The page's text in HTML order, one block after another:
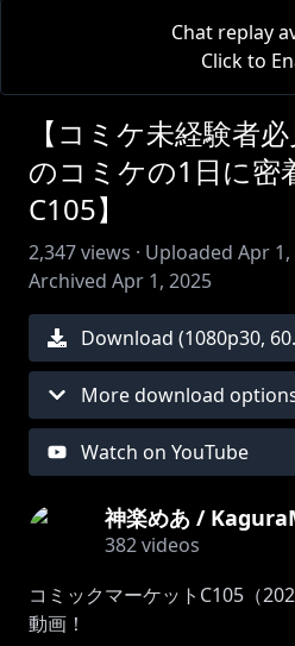
Chat replay
Click to
【コミケ未経験者
のコミケの1日に密
C105】
2,347views · Uploaded Apr 1,
Archived Apr 1, 2025
Download (1080p30,
More download
Watch on YouTube
神楽めあ /
382videos
コミックマーケットC105（
動画！